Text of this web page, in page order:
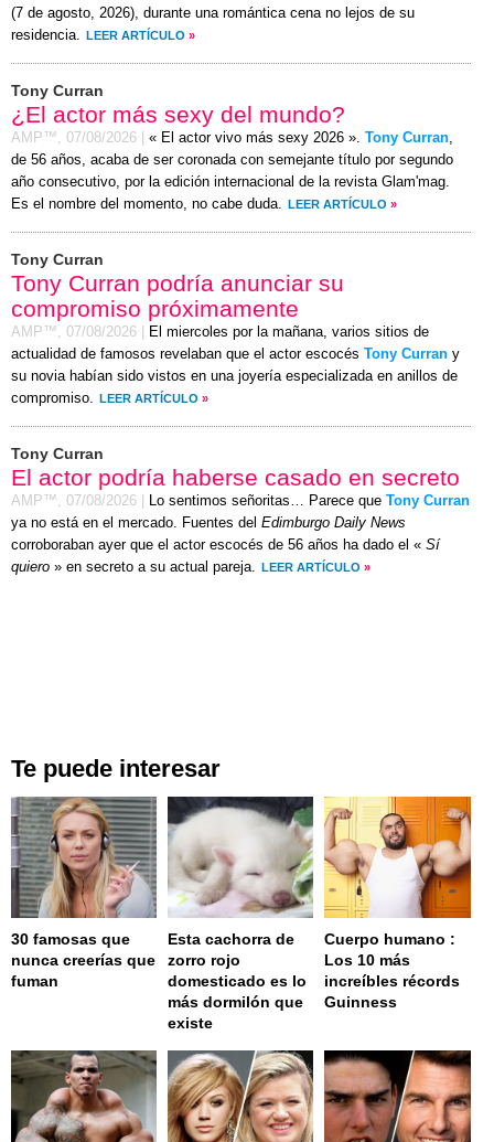
(7 de agosto, 2026), durante una romántica cena no lejos de su
residencia.
LEER ARTÍCULO »
Tony Curran
¿El actor más sexy del mundo?
AMP™, 07/08/2026 « El actor vivo más sexy 2026 ». Tony Curran
de 56 años, acaba de ser coronada con semejante título por segundo
año consecutivo, por la edición internacional de la revista Glam'mag.
Es el nombre del momento, no cabe duda.
LEER ARTÍCULO »
Tony Curran
Tony Curran podría anunciar su
compromiso próximamente
AMP™, 07/08/2026
El miercoles por la mañana, varios sitios de
actualidad de famosos revelaban que el actor escocés Tony Curran y
su novia habían sido vistos en una joyería especializada en anillos de
compromiso.
LEER ARTÍCULO »
Tony Curran
El actor podría haberse casado en secreto
AMP™, 07/08/2026 Lo sentimos señoritas… Parece que Tony Curran
ya no está en el mercado. Fuentes del Edimburgo Daily News
corroboraban ayer que el actor escocés de 56 años ha dado el « Sí
quiero » en secreto a su actual pareja. LEER ARTÍCULO »
Te puede interesar
30 famosas que
nunca creerías que
fuman
Esta cachorra de
zorro rojo
domesticado es lo
más dormilón que
existe
Cuerpo humano :
Los 10 más
increíbles récords
Guinness